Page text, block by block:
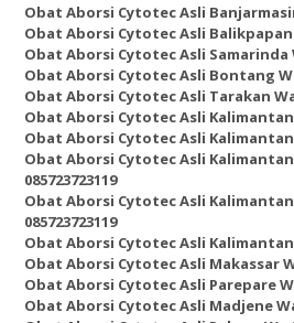
Obat Aborsi Cytotec Asli Banjarmasin
Obat Aborsi Cytotec Asli Balikpapan
Obat Aborsi Cytotec Asli Samarinda
Obat Aborsi Cytotec Asli Bontang Wa
Obat Aborsi Cytotec Asli Tarakan Wa
Obat Aborsi Cytotec Asli Kalimantan
Obat Aborsi Cytotec Asli Kalimantan
Obat Aborsi Cytotec Asli
085723723119
Obat Aborsi Cytotec Asli
085723723119
Obat Aborsi Cytotec Asli Kalimantan
Obat Aborsi Cytotec Asli Makassar
Obat Aborsi Cytotec Asli Parepare
Obat Aborsi Cytotec Asli Madjene Wa